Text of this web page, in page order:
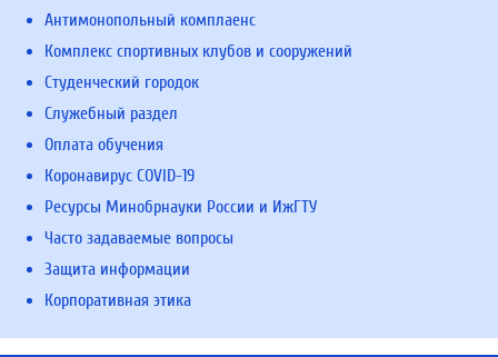
Антимонопольный комплаенс
Комплекс спортивных клубов и сооружений
Студенческий городок
Служебный раздел
Оплата обучения
Коронавирус COVID-19
Ресурсы Минобрнауки России и ИжГТУ
Часто задаваемые вопросы
Защита информации
Корпоративная этика